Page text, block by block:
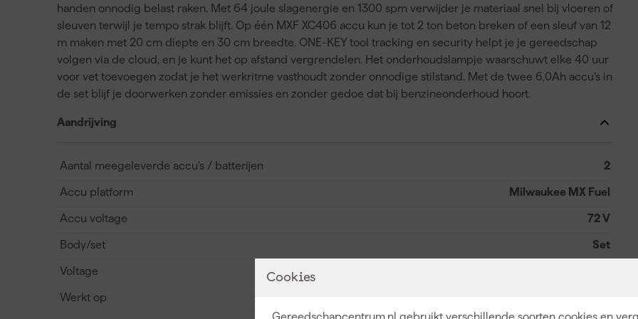
Cookies
Gereedschapcentrum.nl gebruikt verschillende soorten cookies en
handen onnodig belast raken. Met 64 joule slagenergie en 1300 spm verwijder je materiaal snel bij vloeren of
sleuven terwijl je tempo strak blijft. Op één MXF XC406 accu kun je tot 2 ton beton breken of een sleuf van 12
m maken met 20 cm diepte en 30 cm breedte. ONE-KEY tool tracking en security helpt je je gereedschap
volgen via de cloud, en je kunt het op afstand vergrendelen. Het onderhoudslampje waarschuwt elke 40 uur
voor vet toevoegen zodat je het werkritme vasthoudt zonder onnodige stilstand. Met de twee 6,0Ah accu’s in
de set blijf je doorwerken zonder emissies en zonder gedoe dat bij benzineonderhoud hoort.
Aandrijving
Aantal meegeleverde accu's / batterijen 2
Accu platform Milwaukee MX Fuel
Accu voltage 72 V
Body/set Set
Voltage
Werkt op